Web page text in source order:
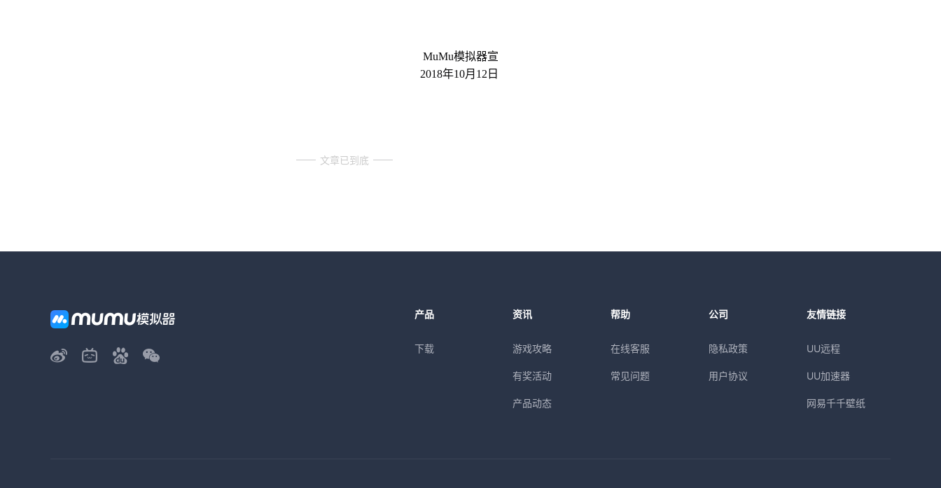
MuMu模拟器宣
2018年10月12日
文章已到底
产品
下载
资讯
游戏攻略
有奖活动
产品动态
帮助
在线客服
常见问题
公司
隐私政策
用户协议
友情链接
UU远程
UU加速器
网易千千壁纸